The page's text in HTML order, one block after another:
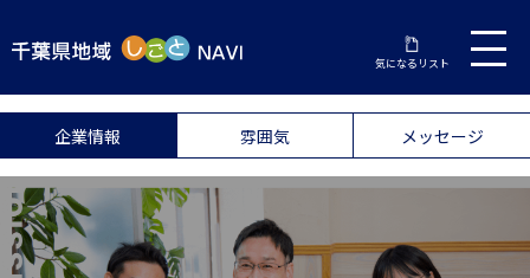
気になるリスト
企業情報 雰囲気 メッセージ